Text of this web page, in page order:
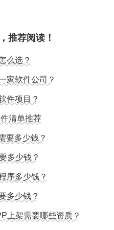
推荐阅读！
么选？
家软件公司？
件项目？
清单推荐
要多少钱？
多少钱？
序多少钱？
多少钱？
上架需要哪些资质？